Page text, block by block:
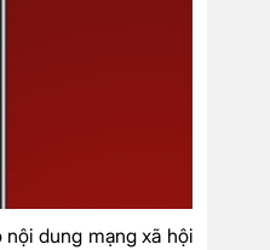
dung mạng xã hội